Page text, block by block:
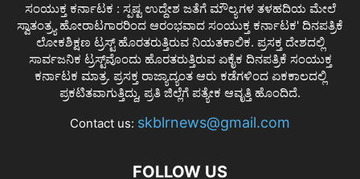
ಸಂಯುಕ್ತ ಕರ್ನಾಟಕ : ಸ್ಪಷ್ಟ ಉದ್ದೇಶ ಜತೆಗೆ ಮೌಲ್ಯಗಳ ತಳಹದಿಯ ಮೇಲೆ
ಸ್ವಾತಂತ್ರ್ಯ ಹೋರಾಟಗಾರರಿಂದ ಆರಂಭವಾದ ಸಂಯುಕ್ತ ಕರ್ನಾಟಕ' ದಿನಪತ್ರಿಕೆ
ಲೋಕಶಿಕ್ಷಣ ಟ್ರಸ್ಟ್ ಹೊರತರುತ್ತಿರುವ ನಿಯತಕಾಲಿಕ. ಪ್ರಸಕ್ತ ದೇಶದಲ್ಲಿ
ಸಾರ್ವಜನಿಕ ಟ್ರಸ್ಟ್‌ವೊಂದು ಹೊರತರುತ್ತಿರುವ ಏಕೈಕ ದಿನಪತ್ರಿಕೆ ಸಂಯುಕ್ತ
ಕರ್ನಾಟಕ ಮಾತ್ರ. ಪ್ರಸಕ್ತ ರಾಜ್ಯಾದ್ಯಂತ ಆರು ಕಡೆಗಳಿಂದ ಏಕಕಾಲದಲ್ಲಿ
ಪ್ರಕಟಿತವಾಗುತ್ತಿದ್ದು, ಪ್ರತಿ ಜಿಲ್ಲೆಗೆ ಪತ್ಯೇಕ ಆವೃತ್ತಿ ಹೊಂದಿದೆ.
Contact us: skblrnews@gmail.com
FOLLOW US